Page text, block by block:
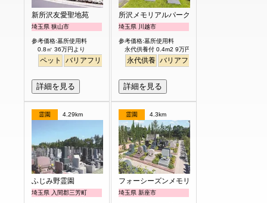
新所沢友愛聖地苑
埼玉県 狭山市
参考価格:墓所使用料
0.8㎡ 36万円より
ペット バリアフリー
詳細を見る
所沢メモリアルパーク
埼玉県 川越市
参考価格:墓所使用料
永代供養付 0.4m2 9万円より
永代供養 バリアフリー
詳細を見る
霊園 4.29km
ふじみ野霊園
埼玉県 入間郡三芳町
霊園 4.3km
フォーシーズンメモリアル新座
埼玉県 新座市